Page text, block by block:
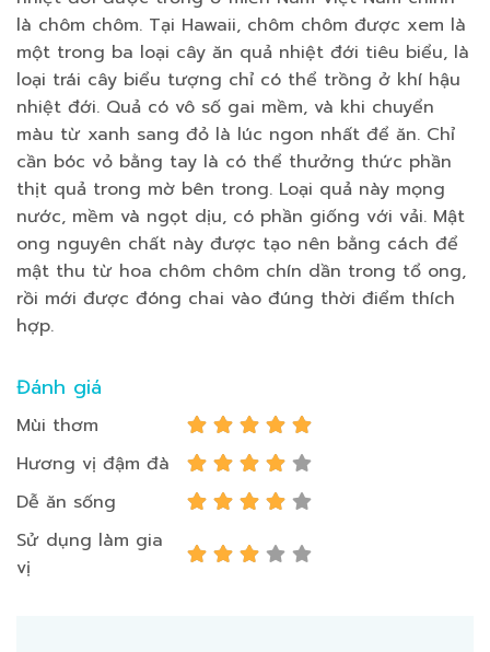
là chôm chôm. Tại Hawaii, chôm chôm được xem là
một trong ba loại cây ăn quả nhiệt đới tiêu biểu, là
loại trái cây biểu tượng chỉ có thể trồng ở khí hậu
nhiệt đới. Quả có vô số gai mềm, và khi chuyển
màu từ xanh sang đỏ là lúc ngon nhất để ăn. Chỉ
cần bóc vỏ bằng tay là có thể thưởng thức phần
thịt quả trong mờ bên trong. Loại quả này mọng
nước, mềm và ngọt dịu, có phần giống với vải. Mật
ong nguyên chất này được tạo nên bằng cách để
mật thu từ hoa chôm chôm chín dần trong tổ ong,
rồi mới được đóng chai vào đúng thời điểm thích
hợp.
Đánh giá
Mùi thơm
Hương vị đậm đà
Dễ ăn sống
Sử dụng làm gia
vị